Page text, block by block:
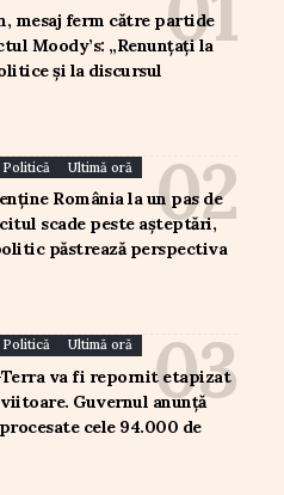
mesaj ferm către partide
Moody’s: „Renunțați la
și la discursul
Politică Ultimă oră
România la un pas de
scade peste așteptări,
păstrează perspectiva
Politică Ultimă oră
va fi repornit etapizat
Guvernul anunță
cele 94.000 de